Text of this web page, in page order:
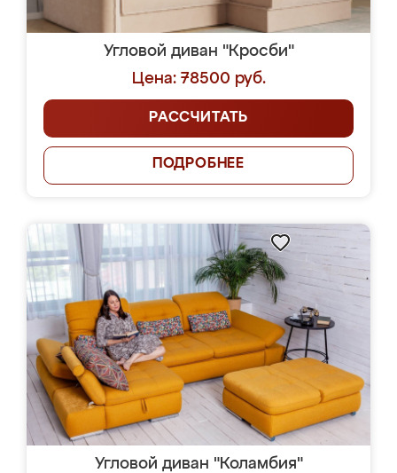
Угловой диван "Кросби"
Цена: 78500 руб.
РАССЧИТАТЬ
ПОДРОБНЕЕ
Угловой диван "Коламбия"